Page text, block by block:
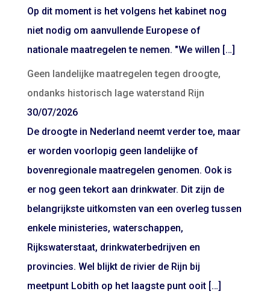
Op dit moment is het volgens het kabinet nog
niet nodig om aanvullende Europese of
nationale maatregelen te nemen. "We willen […]
Geen landelijke maatregelen tegen droogte,
ondanks historisch lage waterstand Rijn
30/07/2026
De droogte in Nederland neemt verder toe, maar
er worden voorlopig geen landelijke of
bovenregionale maatregelen genomen. Ook is
er nog geen tekort aan drinkwater. Dit zijn de
belangrijkste uitkomsten van een overleg tussen
enkele ministeries, waterschappen,
Rijkswaterstaat, drinkwaterbedrijven en
provincies. Wel blijkt de rivier de Rijn bij
meetpunt Lobith op het laagste punt ooit […]